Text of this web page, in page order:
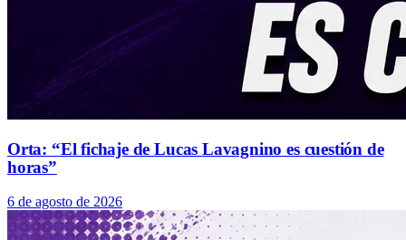
Orta: “El fichaje de Lucas Lavagnino es cuestión de
horas”
6 de agosto de 2026